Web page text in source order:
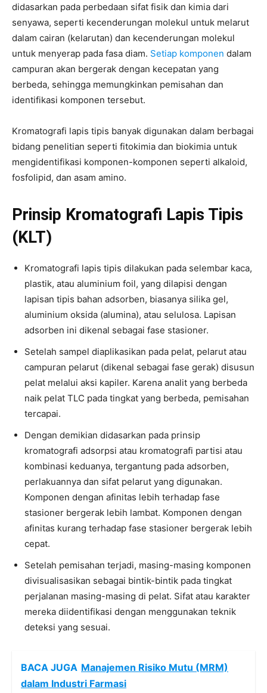
didasarkan pada perbedaan sifat fisik dan kimia dari
senyawa, seperti kecenderungan molekul untuk melarut
dalam cairan (kelarutan) dan kecenderungan molekul
untuk menyerap pada fasa diam. Setiap komponen dalam
campuran akan bergerak dengan kecepatan yang
berbeda, sehingga memungkinkan pemisahan dan
identifikasi komponen tersebut.
Kromatografi lapis tipis banyak digunakan dalam berbagai
bidang penelitian seperti fitokimia dan biokimia untuk
mengidentifikasi komponen-komponen seperti alkaloid,
fosfolipid, dan asam amino.
Prinsip Kromatografi Lapis Tipis
(KLT)
Kromatografi lapis tipis dilakukan pada selembar kaca,
plastik, atau aluminium foil, yang dilapisi dengan
lapisan tipis bahan adsorben, biasanya silika gel,
aluminium oksida (alumina), atau selulosa. Lapisan
adsorben ini dikenal sebagai fase stasioner.
Setelah sampel diaplikasikan pada pelat, pelarut atau
campuran pelarut (dikenal sebagai fase gerak) disusun
pelat melalui aksi kapiler. Karena analit yang berbeda
naik pelat TLC pada tingkat yang berbeda, pemisahan
tercapai.
Dengan demikian didasarkan pada prinsip
kromatografi adsorpsi atau kromatografi partisi atau
kombinasi keduanya, tergantung pada adsorben,
perlakuannya dan sifat pelarut yang digunakan.
Komponen dengan afinitas lebih terhadap fase
stasioner bergerak lebih lambat. Komponen dengan
afinitas kurang terhadap fase stasioner bergerak lebih
cepat.
Setelah pemisahan terjadi, masing-masing komponen
divisualisasikan sebagai bintik-bintik pada tingkat
perjalanan masing-masing di pelat. Sifat atau karakter
mereka diidentifikasi dengan menggunakan teknik
deteksi yang sesuai.
BACA JUGA Manajemen Risiko Mutu (MRM)
dalam Industri Farmasi